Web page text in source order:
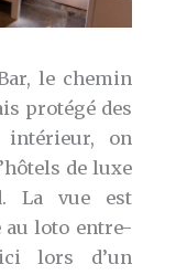
le chemin
protégé des
intérieur, on
de luxe
La vue est
au loto entre-
lors d’un